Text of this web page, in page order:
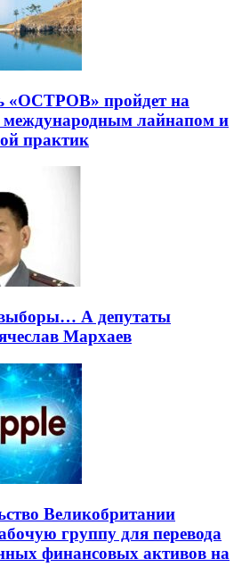
«ОСТРОВ» пройдет на
международным лайнапом и
практик
А депутаты
Мархаев
Великобритании
группу для перевода
финансовых активов на